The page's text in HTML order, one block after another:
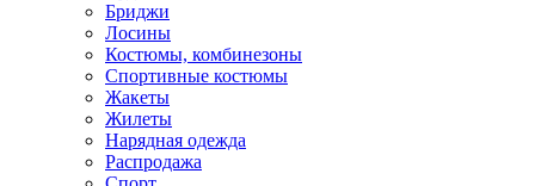
Бриджи
Лосины
Костюмы, комбинезоны
Спортивные костюмы
Жакеты
Жилеты
Нарядная одежда
Распродажа